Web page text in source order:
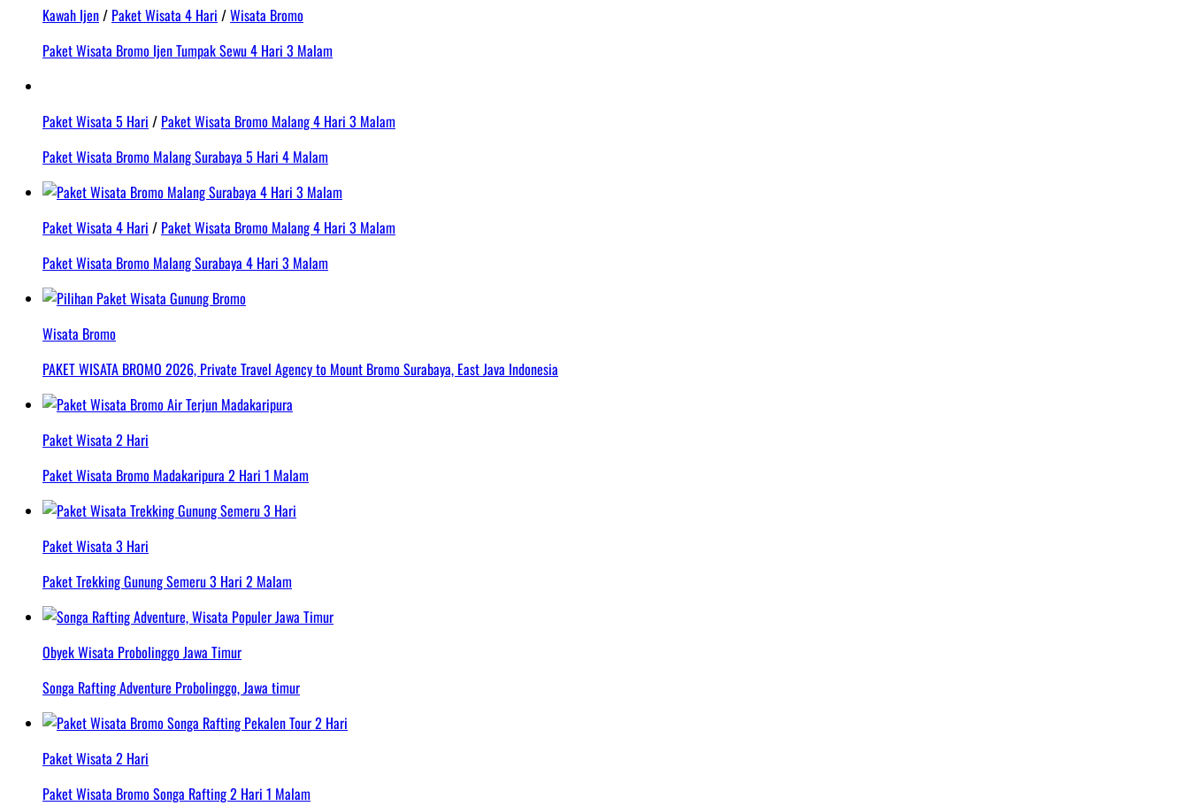
Kawah Ijen/ Paket Wisata 4 Hari /Wisata Bromo
Paket Wisata Bromo Ijen Tumpak Sewu 4 Hari 3 Malam
Paket Wisata 5 Hari / Paket Wisata Bromo Malang 4 Hari 3 Malam
Paket Wisata Bromo Malang Surabaya 5 Hari 4 Malam
Paket Wisata 4 Hari / Paket Wisata Bromo Malang 4 Hari 3 Malam
Paket Wisata Bromo Malang Surabaya 4 Hari 3 Malam
Wisata Bromo
PAKET WISATA BROMO 2026, Private Travel Agency to Mount Bromo Surabaya, East Java Indonesia
Paket Wisata 2 Hari
Paket Wisata Bromo Madakaripura 2 Hari 1 Malam
Paket Wisata 3 Hari
Paket Trekking Gunung Semeru 3 Hari 2 Malam
Obyek Wisata Probolinggo Jawa Timur
Songa Rafting Adventure Probolinggo, Jawa timur
Paket Wisata 2 Hari
Paket Wisata Bromo Songa Rafting 2 Hari 1 Malam